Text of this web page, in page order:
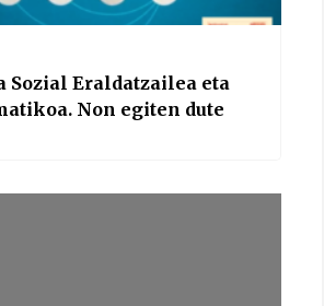
Telebistaren eskutik
Non egiten dute